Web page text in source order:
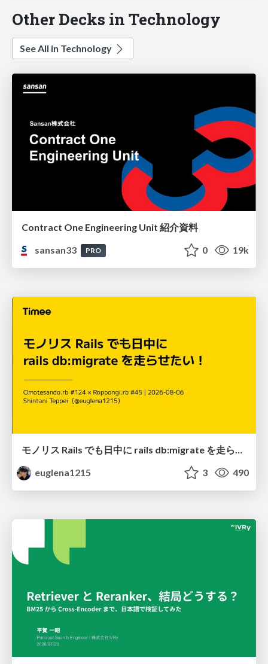
Other Decks in Technology
See All in Technology
Contract One Engineering Unit 紹介資料
sansan33
PRO 0 19k
モノリス Rails でも日中に rails db:migrate を走らせたい！ / Daytime rails db:migrate on Monolithic Rails!
euglena1215
3 490